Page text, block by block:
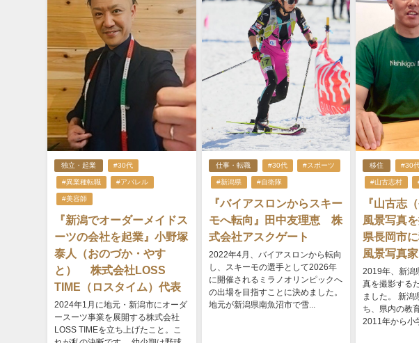
独立・起業 #30代
#異業種転職 #アパレル
#美容師
『新潟でオーダーメイドス
ーツの会社を起業』小野塚
泰人（おのづか・やす
と） 株式会社LOSS
TIME（ロスタイム）代表
2024年1月に地元・新潟市にオーダ
ースーツ事業を展開する株式会社
LOSS TIMEを立ち上げたこと。こ
仕事・転職 #30代 #スポーツ
#新潟県 #自衛隊
『バイアスロンからスキー
モへ転向』田中友理恵 株
式会社アスクゲート
2022年4月、バイアスロンから転向
し、スキーモの選手として2026年
に開催されるミラノオリンピックへ
の出場を目指すことに決めました。
地元が新潟県南魚沼市で雪...
移住 #30
#山古志村
『山古志
風景写真
県長岡市
風景写真家
2019年、新潟
真を撮影する
ました。 新潟
ち、県内の教
2011年から小